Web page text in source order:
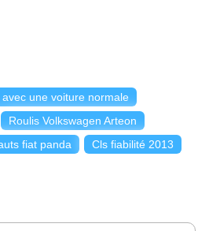
une voiture normale
Roulis Volkswagen Arteon
fiat panda
Cls fiabilité 2013